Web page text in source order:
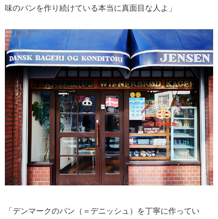
味のパンを作り続けている本当に真面目な人よ」
「デンマークのパン（＝デニッシュ）を丁寧に作ってい